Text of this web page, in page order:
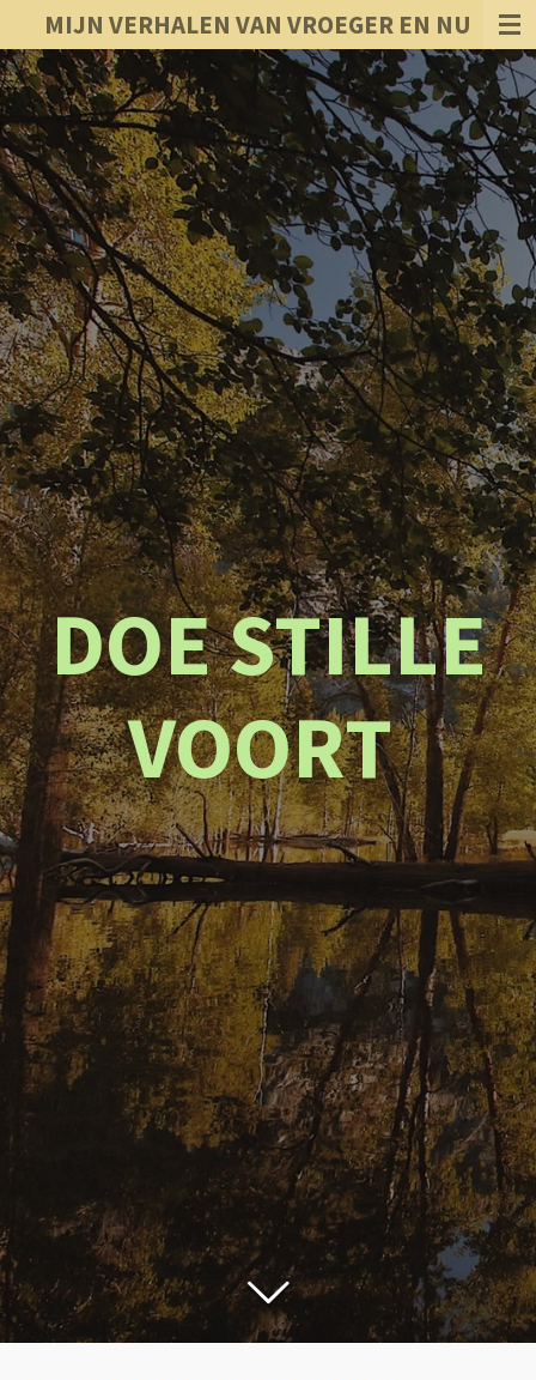
direct
naar
de
hoofdinhoud
MIJN VERHALEN VAN VROEGER EN NU
DOE STILLE
VOORT